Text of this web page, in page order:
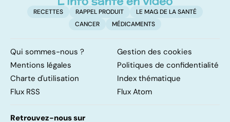
RECETTES RAPPEL PRODUIT
LE MAG DE LA SANTÉ
CANCER
MÉDICAMENTS
Qui sommes-nous ?
Gestion des cookies
Mentions légales
Politiques de confidentialité
Charte d'utilisation
Index thématique
Flux RSS
Flux Atom
Retrouvez-nous sur